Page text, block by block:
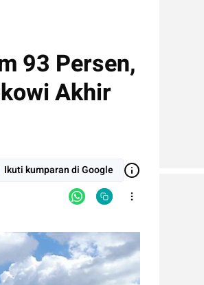
93 Persen,
Akhir
Ikuti kumparan di Google